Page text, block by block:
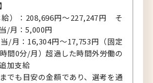
給）：208,696円～227,247円 そ
/月：5,000円
/月：16,304円～17,753円（固定
間0分/月）超過した時間外労働の
追加支給
でも目安の金額であり、選考を通